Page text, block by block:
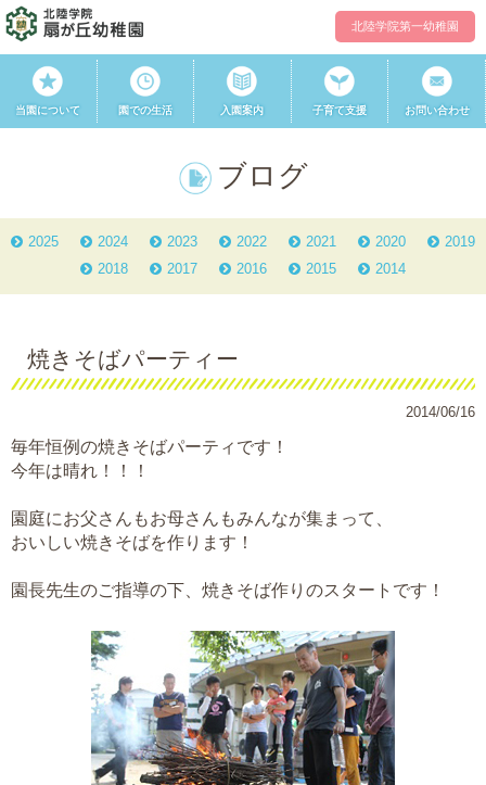
北陸学院第一幼稚園
当園について 園での生活 入園案内 子育て支援 お問い合わせ
ブログ
2025 2024 2023 2022 2021 2020
2019
2018
2017 2016 2015 2014
焼きそばパーティー
2014/06/16
毎年恒例の焼きそばパーティ です！
今年は晴れ！！！
園庭にお父さんもお母さんもみんなが集まって、
おいしい焼きそばを作ります！
園長先生のご指導の下、焼きそば作りのスタートです！